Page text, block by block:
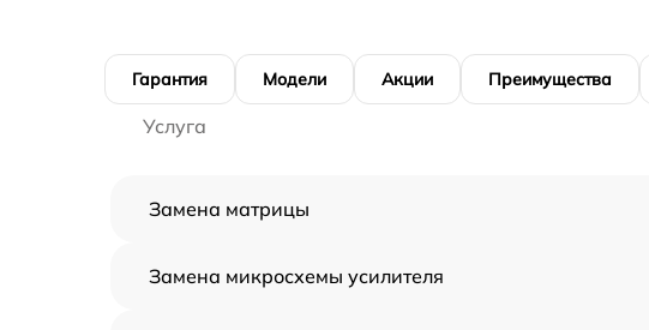
Гарантия Модели Акции Преимущества
Услуга
Замена матрицы
Замена микросхемы усилителя